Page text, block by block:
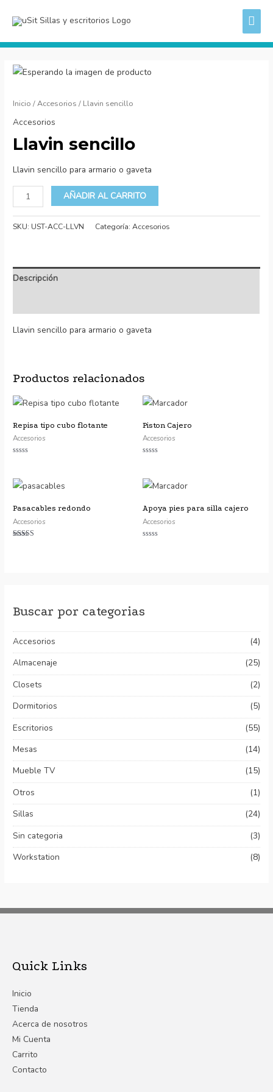
Buscar por categorias
Accesorios
(4)
Almacenaje
(25)
Closets
(2)
Dormitorios
(5)
Escritorios
(55)
Mesas
(14)
Mueble TV
(15)
Otros
(1)
Sillas
(24)
Sin categoria
(3)
Workstation
(8)
Inicio /Accesorios / Llavin sencillo
Accesorios
Llavin sencillo
Llavin sencillo para armario o gaveta
Llavin
cantidad
AÑADIR AL CARRITO
SKU: UST-ACC-LLVN Categoría:Accesorios
Descripción
Llavin sencillo para armario o gaveta
Productos relacionados
Repisa tipo cubo flotante
Accesorios
de
5
Piston Cajero
Accesorios
de
5
Pasacables redondo
Accesorios
Apoya pies para silla cajero
Accesorios
Quick Links
Inicio
Tienda
Acerca de nosotros
Mi Cuenta
Carrito
Contacto